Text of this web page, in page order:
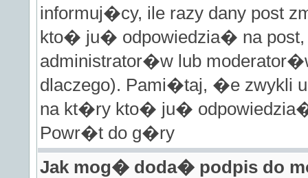
informuj�cy, ile razy dany post
kto� ju� odpowiedzia� na
administrator�w lub
dlaczego). Pami�taj, �e zwykli
na kt�ry kto� ju�
Powr�t do g�ry
Jak mog� doda� podpis do